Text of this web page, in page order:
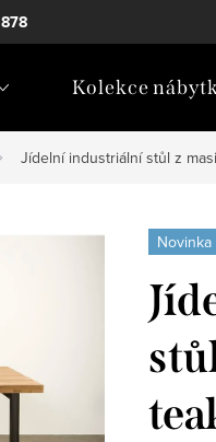
Katalogy ke stažení
Kolekce
Jídelní industriální stůl z
Novinka